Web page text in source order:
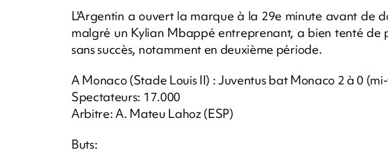
L'Argentin a ouvert la marque à la 29e minute avant de
malgré un Kylian Mbappé entreprenant, a bien tenté de
sans succès, notamment en deuxième période.
A Monaco (Stade Louis II) : Juventus bat Monaco 2 à 0
Spectateurs: 17.000
Arbitre: A. Mateu Lahoz (ESP)
Buts: